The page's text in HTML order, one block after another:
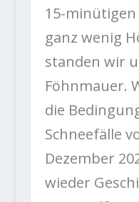
15-
ganz wenig
standen wir
Föhnmauer.
die
Schneefälle
Dezember
wieder